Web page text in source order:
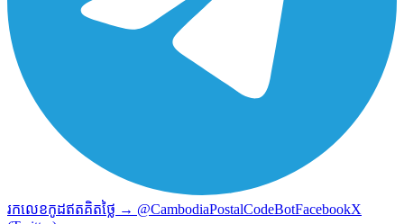
រកលេខកូដឥតគិតថ្លៃ → @CambodiaPostalCodeBotFacebookX